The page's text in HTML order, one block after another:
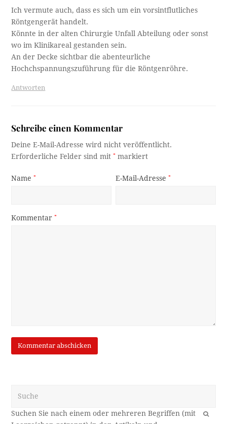
Ich vermute auch, dass es sich um ein vorsintflutliches
Röntgengerät handelt.
Könnte in der alten Chirurgie Unfall Abteilung oder sonst
wo im Klinikareal gestanden sein.
An der Decke sichtbar die abenteurliche
Hochchspannungszuführung für die Röntgenröhre.
Antworten
Schreibe einen Kommentar
Deine E-Mail-Adresse wird nicht veröffentlicht.
Erforderliche Felder sind mit* markiert
Name* E-Mail-Adresse*
Kommentar*
OK